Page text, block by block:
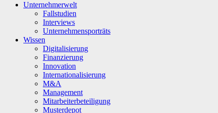
Unternehmerwelt
Fallstudien
Interviews
Unternehmensporträts
Wissen
Digitalisierung
Finanzierung
Innovation
Internationalisierung
M&A
Management
Mitarbeiterbeteiligung
Musterdepot